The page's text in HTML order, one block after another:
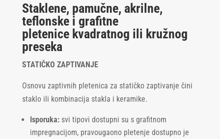
Staklene, pamučne, akrilne,
teflonske i grafitne
pletenice kvadratnog ili kružnog
preseka
STATIČKO ZAPTIVANJE
Osnovu zaptivnih pletenica za statičko zaptivanje čini
staklo ili kombinacija stakla i keramike.
Isporuka:svi tipovi dostupni su s grafitnom
impregnacijom, pravougaono pletenje dostupno je